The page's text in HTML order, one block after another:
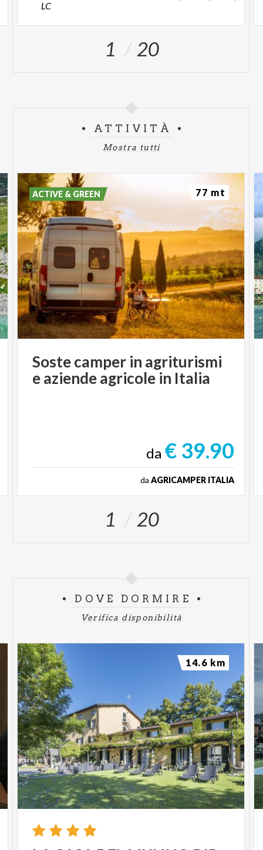
LC
1 20
ATTIVITÀ
Mostra tutti
Sostecamper in agriturismi
eaziendeagricole in Italia
da € 39.90
da AGRICAMPER ITALIA
ACTIVE & GREEN 77 mt
1 20
DOVE DORMIRE
Verifica disponibilità
14.6 km